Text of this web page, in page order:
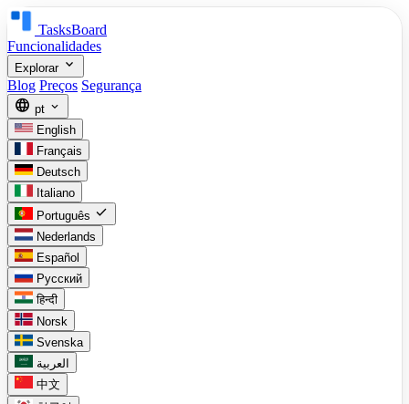
TasksBoard
Funcionalidades
Explorar expand_more
Blog Preços Segurança
language pt expand_more
English
Français
Deutsch
Italiano
Português check
Nederlands
Español
Русский
हिन्दी
Norsk
Svenska
العربية
中文